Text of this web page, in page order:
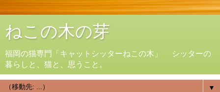
ねこの木の芽
福岡の猫専門「キャットシッターねこの木」 シッターの
暮らしと、猫と、思うこと。
▼